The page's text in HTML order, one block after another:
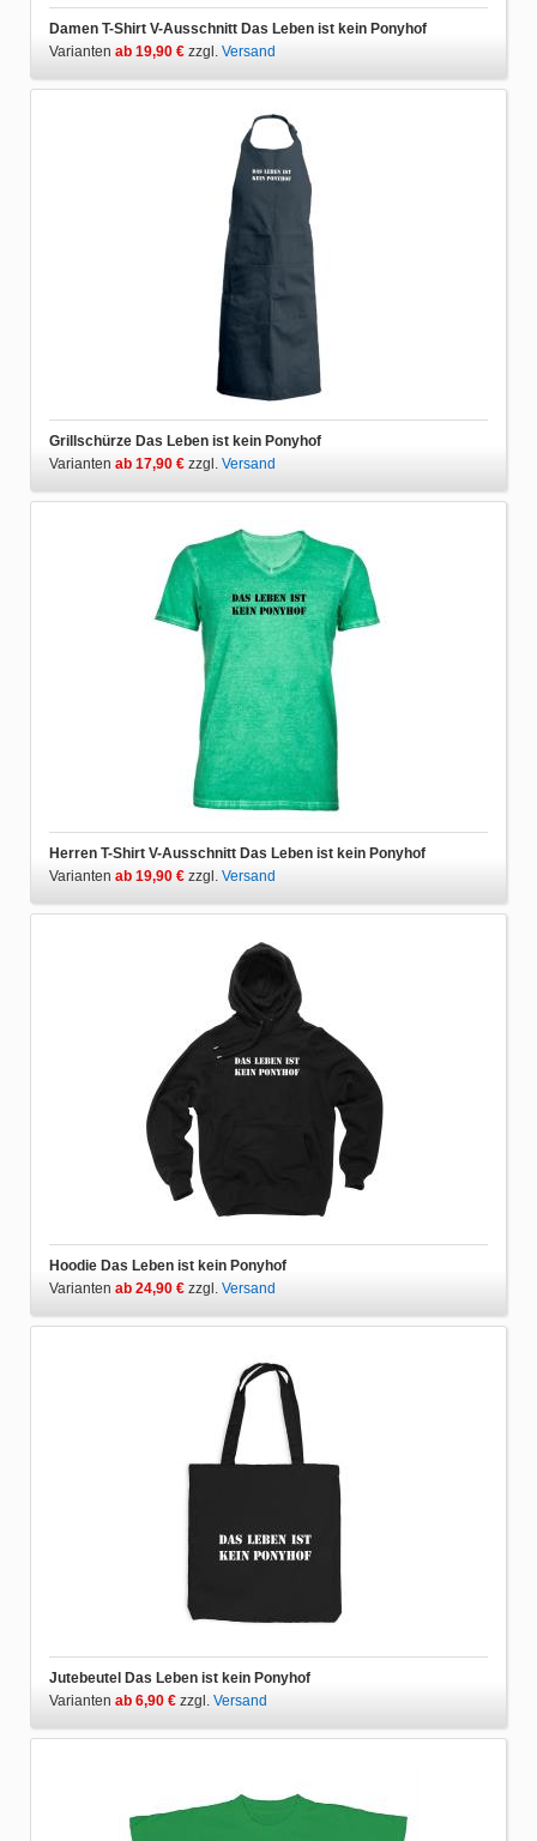
Damen T-Shirt V-Ausschnitt Das Leben ist kein Ponyhof
Varianten ab 19,90 € zzgl. Versand
Grillschürze Das Leben ist kein Ponyhof
Varianten ab 17,90 € zzgl. Versand
Herren T-Shirt V-Ausschnitt Das Leben ist kein Ponyhof
Varianten ab 19,90 € zzgl. Versand
Hoodie Das Leben ist kein Ponyhof
Varianten ab 24,90 € zzgl. Versand
Jutebeutel Das Leben ist kein Ponyhof
Varianten ab 6,90 € zzgl. Versand